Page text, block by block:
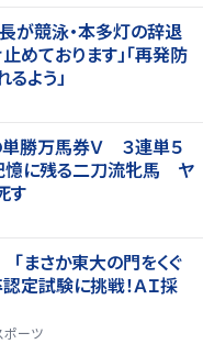
が競泳・本多灯の辞退
めております」「再発防
よう」
単勝万馬券Ｖ ３連単５
憶に残る二刀流牝馬 ヤ
す
まさか東大の門をくぐ
定試験に挑戦！ＡＩ採
ポーツ